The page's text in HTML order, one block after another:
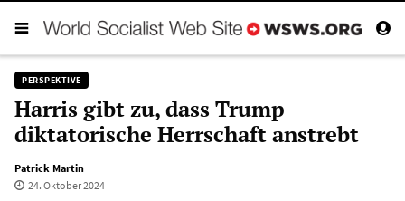
PERSPEKTIVE
Harris gibt zu, dass Trump
diktatorische Herrschaft anstrebt
Patrick Martin
24. Oktober 2024